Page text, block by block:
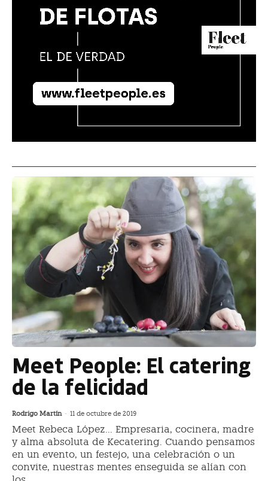
Meet People: El catering
de la felicidad
Rodrigo Martín - 11 de octubre de 2019
Meet Rebeca López... Empresaria, cocinera, madre
y alma absoluta de Kecatering. Cuando pensamos
en un evento, un festejo, una celebración o un
convite, nuestras mentes enseguida se alían con